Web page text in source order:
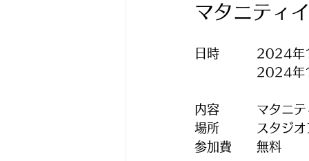
マタニティ
日時　　　2024
2024年12月19
内容　　　マタ
場所　　　スタジ
参加費　　無料